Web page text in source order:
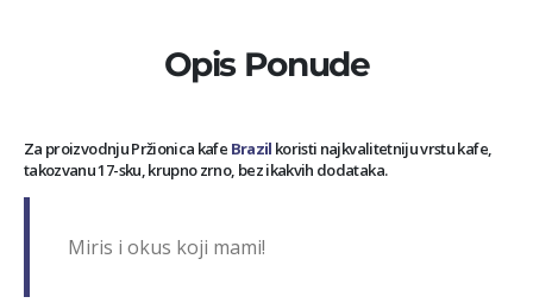
Opis Ponude
Za proizvodnju Pržionica kafe Brazil koristi najkvalitetniju vrstu kafe,
takozvanu 17-sku, krupno zrno, bez ikakvih dodataka.
Miris i okus koji mami!